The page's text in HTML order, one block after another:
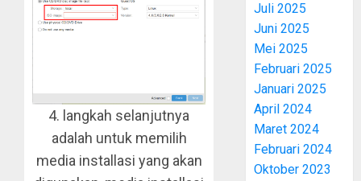
4. langkah selanjutnya
adalah untuk memilih
media installasi yang akan
Juli 2025
Juni 2025
Mei 2025
Februari 2025
Januari 2025
April 2024
Maret 2024
Februari 2024
Oktober 2023